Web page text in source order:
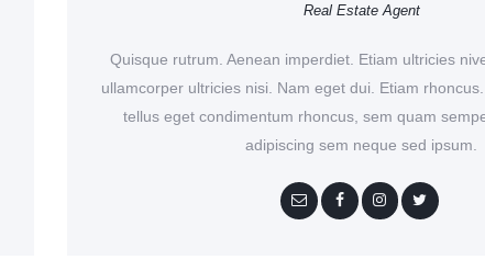
Real Estate Agent
Quisque rutrum. Aenean imperdiet. Etiam ultricies
ullamcorper ultricies nisi. Nam eget dui. Etiam
tellus eget condimentum rhoncus, sem quam
adipiscing sem neque sed ipsum.